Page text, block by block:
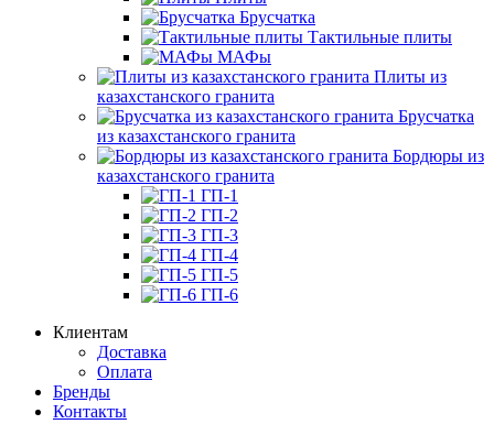
Брусчатка
Тактильные плиты
МАФы
Плиты из
казахстанского гранита
Брусчатка
из казахстанского гранита
Бордюры из
казахстанского гранита
ГП-1
ГП-2
ГП-3
ГП-4
ГП-5
ГП-6
Клиентам
Доставка
Оплата
Бренды
Контакты